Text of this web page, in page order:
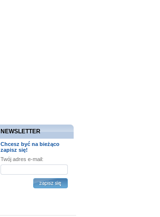
NEWSLETTER
Chcesz być na bieżąco
zapisz się!
Twój adres e-mail: